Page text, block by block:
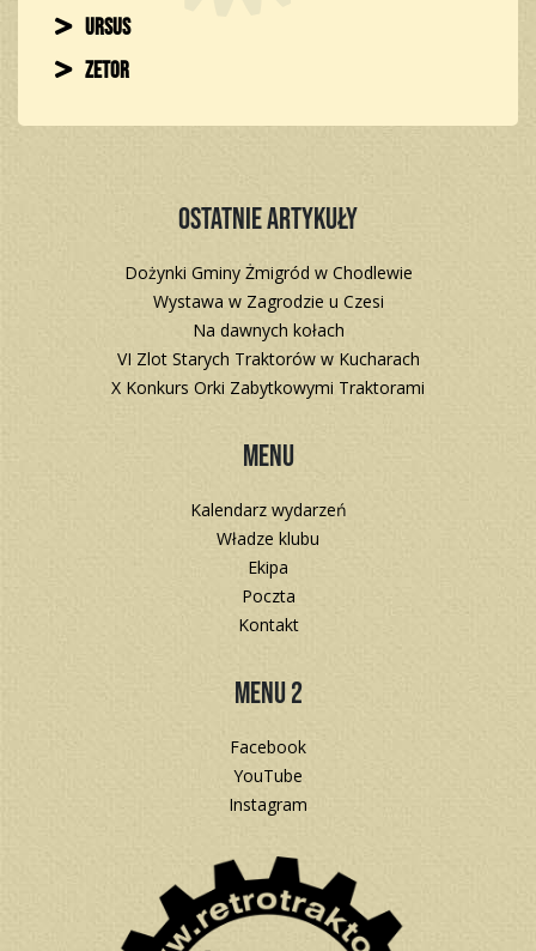
Ursus
Zetor
Ostatnie artykuły
Dożynki Gminy Żmigród w Chodlewie
Wystawa w Zagrodzie u Czesi
Na dawnych kołach
VI Zlot Starych Traktorów w Kucharach
X Konkurs Orki Zabytkowymi Traktorami
Menu
Kalendarz wydarzeń
Władze klubu
Ekipa
Poczta
Kontakt
Menu 2
Facebook
YouTube
Instagram